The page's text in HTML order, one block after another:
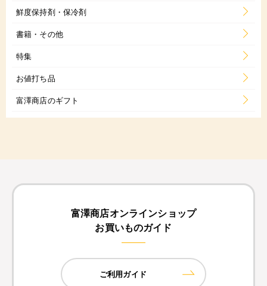
鮮度保持剤・保冷剤
書籍・その他
特集
お値打ち品
富澤商店のギフト
富澤商店オンラインショップ
お買いものガイド
ご利用ガイド